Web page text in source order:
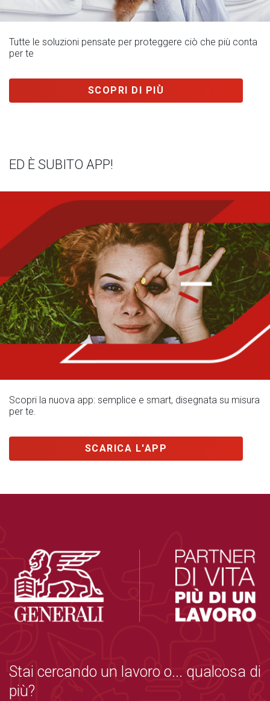
Tutte le soluzioni pensate per proteggere ciò che più conta
per te
SCOPRI DI PIÙ
ED È SUBITO APP!
Scopri la nuova app: semplice e smart, disegnata su misura
per te.
SCARICA L'APP
Stai cercando un lavoro o... qualcosa di
più?